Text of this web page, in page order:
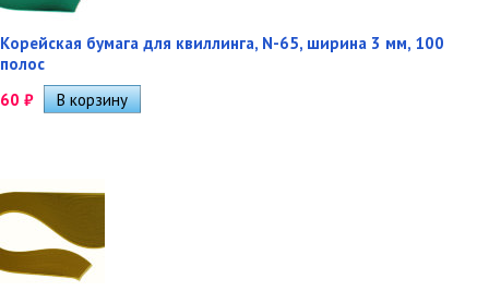
Корейская бумага для квиллинга, N-65, ширина 3 мм, 100
полос
60 ₽